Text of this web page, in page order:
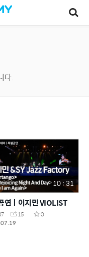
다.
10 : 31
연ㅣ이지민 VIOLIST
15
0